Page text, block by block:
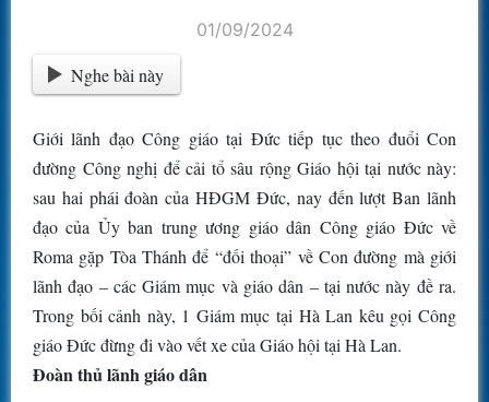
01/09/2024
Nghe bài này
Giới lãnh đạo Công giáo tại Đức tiếp tục theo đuổi Con
đường Công nghị để cải tổ sâu rộng Giáo hội tại nước này:
sau hai phái đoàn của HĐGM Đức, nay đến lượt Ban lãnh
đạo của Ủy ban trung ương giáo dân Công giáo Đức về
Roma gặp Tòa Thánh để “đối thoại” về Con đường mà giới
lãnh đạo – các Giám mục và giáo dân – tại nước này đề ra.
Trong bối cảnh này, 1 Giám mục tại Hà Lan kêu gọi Công
giáo Đức đừng đi vào vết xe của Giáo hội tại Hà Lan.
Đoàn thủ lãnh giáo dân